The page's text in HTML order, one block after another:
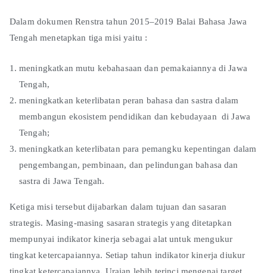
Dalam dokumen Renstra tahun 2015–2019 Balai Bahasa Jawa
Tengah menetapkan tiga misi yaitu :
meningkatkan mutu kebahasaan dan pemakaiannya di Jawa
Tengah,
meningkatkan keterlibatan peran bahasa dan sastra dalam
membangun ekosistem pendidikan dan kebudayaan di Jawa
Tengah;
meningkatkan keterlibatan para pemangku kepentingan dalam
pengembangan, pembinaan, dan pelindungan bahasa dan
sastra di Jawa Tengah.
Ketiga misi tersebut dijabarkan dalam tujuan dan sasaran
strategis. Masing-masing sasaran strategis yang ditetapkan
mempunyai indikator kinerja sebagai alat untuk mengukur
tingkat ketercapaiannya. Setiap tahun indikator kinerja diukur